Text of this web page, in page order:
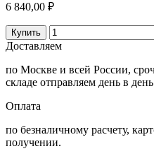
6 840,00 ₽
Купить
Доставляем
по Москве и всей России,
складе отправляем день в
Оплата
по безналичному расчету,
получении.